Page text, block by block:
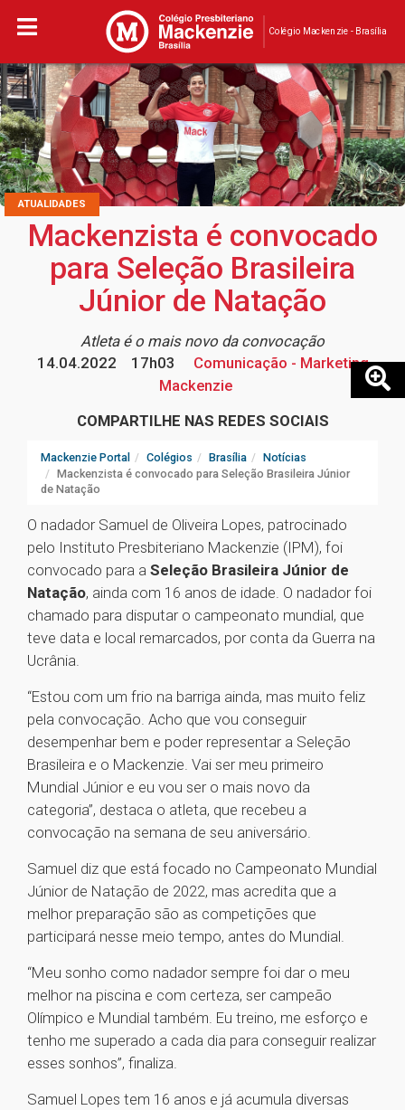
Colégio Mackenzie - Brasília
ATUALIDADES
Mackenzista é convocado
para Seleção Brasileira
Júnior de Natação
Atleta é o mais novo da convocação
14.04.2022
17h03
Comunicação - Marketing
Mackenzie
COMPARTILHE NAS REDES SOCIAIS
Mackenzie Portal Colégios Brasília
Notícias
Mackenzista é convocado para Seleção Brasileira Júnior
de Natação
O nadador Samuel de Oliveira Lopes, patrocinado
pelo Instituto Presbiteriano Mackenzie (IPM), foi
convocado para a Seleção Brasileira Júnior de
Natação, ainda com 16 anos de idade. O nadador foi
chamado para disputar o campeonato mundial, que
teve data e local remarcados, por conta da Guerra na
Ucrânia.
“Estou com um frio na barriga ainda, mas muito feliz
pela convocação. Acho que vou conseguir
desempenhar bem e poder representar a Seleção
Brasileira e o Mackenzie. Vai ser meu primeiro
Mundial Júnior e eu vou ser o mais novo da
categoria”, destaca o atleta, que recebeu a
convocação na semana de seu aniversário.
Samuel diz que está focado no Campeonato Mundial
Júnior de Natação de 2022, mas acredita que a
melhor preparação são as competições que
participará nesse meio tempo, antes do Mundial.
“Meu sonho como nadador sempre foi dar o meu
melhor na piscina e com certeza, ser campeão
Olímpico e Mundial também. Eu treino, me esforço e
tenho me superado a cada dia para conseguir realizar
esses sonhos”, finaliza.
Samuel Lopes tem 16 anos e já acumula diversas